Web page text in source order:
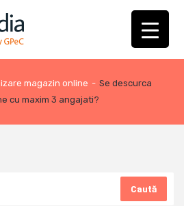
magazin online - Se descurca
cu maxim 3 angajati?
Caută